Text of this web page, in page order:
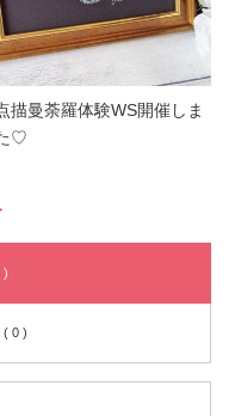
描曼荼羅体験WS開催しま
♡
)
( 0 )